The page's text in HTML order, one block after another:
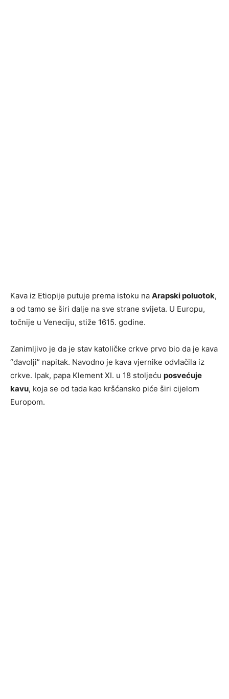
Kava iz Etiopije putuje prema istoku na Arapski poluotok,
a od tamo se širi dalje na sve strane svijeta. U Europu,
točnije u Veneciju, stiže 1615. godine.
Zanimljivo je da je stav katoličke crkve prvo bio da je kava
“đavolji” napitak. Navodno je kava vjernike odvlačila iz
crkve. Ipak, papa Klement XI. u 18 stoljeću posvećuje
kavu, koja se od tada kao kršćansko piće širi cijelom
Europom.